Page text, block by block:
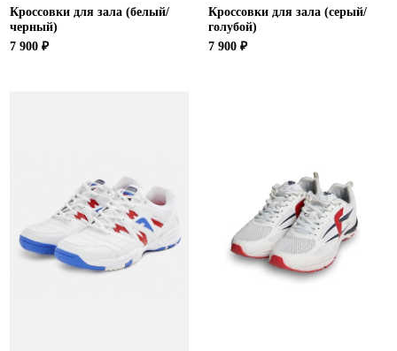
Кроссовки для зала (белый/
черный)
7 900 ₽
Кроссовки для зала (серый/
голубой)
7 900 ₽